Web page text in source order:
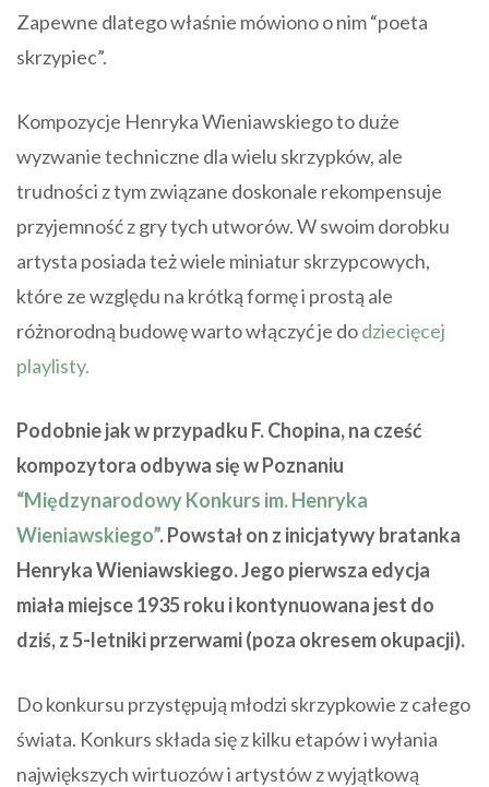
Zapewne dlatego właśnie mówiono o nim “poeta
skrzypiec”.
Kompozycje Henryka Wieniawskiego to duże
wyzwanie techniczne dla wielu skrzypków, ale
trudności z tym związane doskonale rekompensuje
przyjemność z gry tych utworów. W swoim dorobku
artysta posiada też wiele miniatur skrzypcowych,
które ze względu na krótką formę i prostą ale
różnorodną budowę warto włączyć je dodziecięcej
playlisty.
Podobnie jak w przypadku F. Chopina, na cześć
kompozytora odbywa się w Poznaniu
“Międzynarodowy Konkurs im. Henryka
Wieniawskiego”. Powstał on z inicjatywy bratanka
Henryka Wieniawskiego. Jego pierwsza edycja
miała miejsce 1935 roku i kontynuowana jest do
dziś, z 5-letniki przerwami (poza okresem okupacji).
Do konkursu przystępują młodzi skrzypkowie z całego
świata. Konkurs składa się z kilku etapów i wyłania
największych wirtuozów i artystów z wyjątkową